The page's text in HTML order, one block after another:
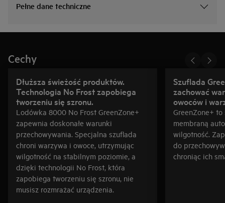
Pełne dane techniczne
Cechy
Dłuższa świeżość produktów.
Technologia No Frost zapobiega
tworzeniu się szronu.
Lodówka 8000 No Frost GreenZone+
zapewnia doskonałe warunki
przechowywania. Specjalna szuflada
chroni warzywa i owoce, utrzymując
wilgotność na stabilnym poziomie, a
dzięki technologii No Frost, która
zapobiega tworzeniu się szronu, nie
musisz rozmrażać urządzenia.
Szuflada
zachować
owoców i
GreenZone+
membraną
wilgotność.
do
chroniąc ich